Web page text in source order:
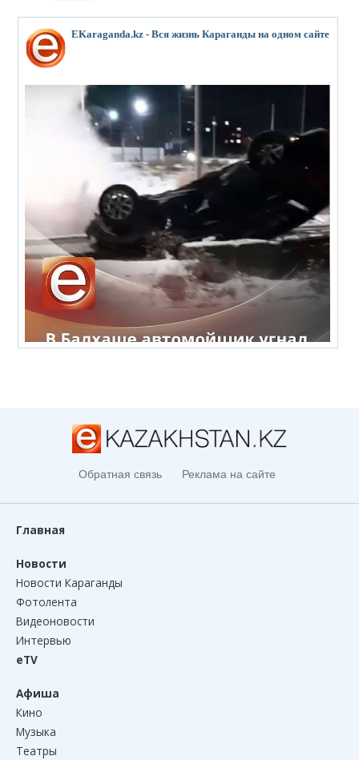
EKaraganda.kz - Вся жизнь Караганды на одном сайте
Обратная связь Реклама на сайте
Главная
Новости
Новости Караганды
Фотолента
Видеоновости
Интервью
eTV
Афиша
Кино
Музыка
Театры